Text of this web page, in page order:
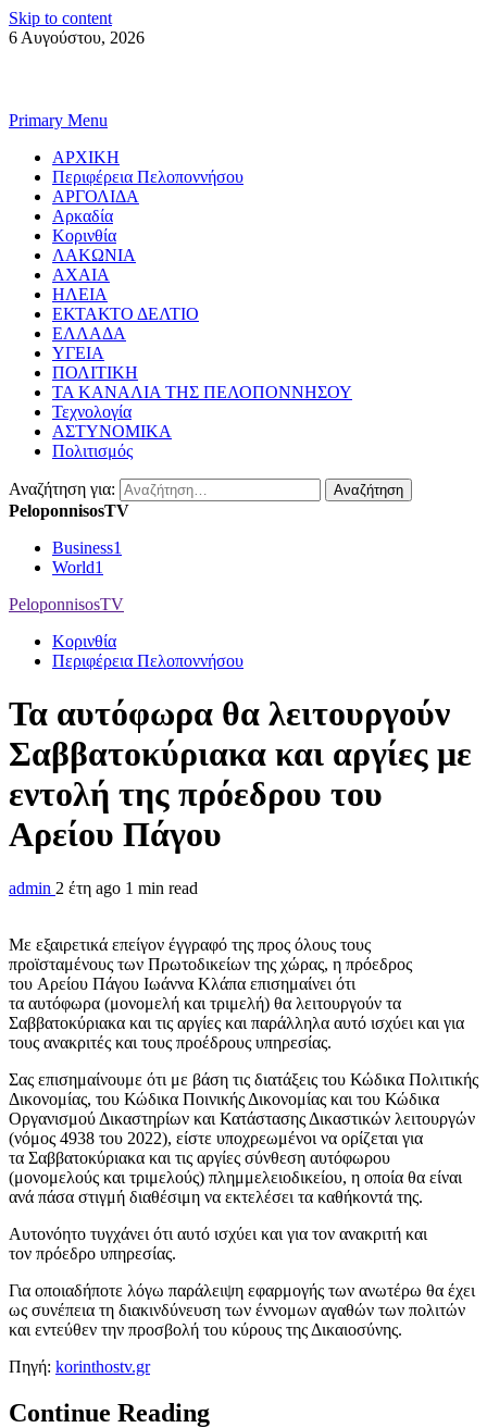
Skip to content
6 Αυγούστου, 2026
Primary Menu
ΑΡΧΙΚΗ
Περιφέρεια Πελοποννήσου
ΑΡΓΟΛΙΔΑ
Αρκαδία
Κορινθία
ΛΑΚΩΝΙΑ
ΑΧΑΙΑ
ΗΛΕΙΑ
ΕΚΤΑΚΤΟ ΔΕΛΤΙΟ
ΕΛΛΑΔΑ
ΥΓΕΙΑ
ΠΟΛΙΤΙΚΗ
ΤΑ ΚΑΝΑΛΙΑ ΤΗΣ ΠΕΛΟΠΟΝΝΗΣΟΥ
Τεχνολογία
ΑΣΤΥΝΟΜΙΚΑ
Πολιτισμός
Αναζήτηση για:
PeloponnisosTV
Business1
World1
PeloponnisosTV
Κορινθία
Περιφέρεια Πελοποννήσου
Τα αυτόφωρα θα λειτουργούν
Σαββατοκύριακα και αργίες με
εντολή της πρόεδρου του
Αρείου Πάγου
admin 2 έτη ago 1 min read
Με εξαιρετικά επείγον έγγραφό της προς όλους τους
προϊσταμένους των Πρωτοδικείων της χώρας, η πρόεδρος
του Αρείου Πάγου Ιωάννα Κλάπα επισημαίνει ότι
τα αυτόφωρα (μονομελή και τριμελή) θα λειτουργούν τα
Σαββατοκύριακα και τις αργίες και παράλληλα αυτό ισχύει και για
τους ανακριτές και τους προέδρους υπηρεσίας.
Σας επισημαίνουμε ότι με βάση τις διατάξεις του Κώδικα Πολιτικής
Δικονομίας, του Κώδικα Ποινικής Δικονομίας και του Κώδικα
Οργανισμού Δικαστηρίων και Κατάστασης Δικαστικών λειτουργών
(νόμος 4938 του 2022), είστε υποχρεωμένοι να ορίζεται για
τα Σαββατοκύριακα και τις αργίες σύνθεση αυτόφωρου
(μονομελούς και τριμελούς) πλημμελειοδικείου, η οποία θα είναι
ανά πάσα στιγμή διαθέσιμη να εκτελέσει τα καθήκοντά της.
Αυτονόητο τυγχάνει ότι αυτό ισχύει και για τον ανακριτή και
τον πρόεδρο υπηρεσίας.
Για οποιαδήποτε λόγω παράλειψη εφαρμογής των ανωτέρω θα έχει
ως συνέπεια τη διακινδύνευση των έννομων αγαθών των πολιτών
και εντεύθεν την προσβολή του κύρους της Δικαιοσύνης.
Πηγή: korinthostv.gr
Continue Reading